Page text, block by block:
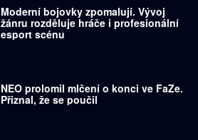
Moderní bojovky zpomalují. Vývoj
žánru rozděluje hráče i profesionální
esport scénu
NEO prolomil mlčení o konci ve FaZe.
Přiznal, že se poučil